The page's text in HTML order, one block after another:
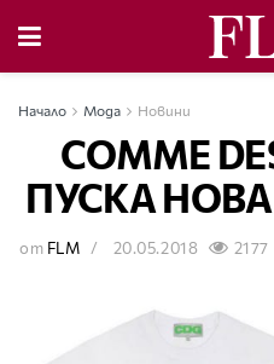
Начало Мода Новини
COMME
ПУСКА НОВА
от FLM 20.05.2018 2177